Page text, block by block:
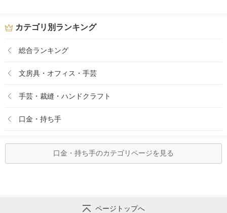
カテゴリ別ランキング
総合ランキング
文房具・オフィス・手芸
手芸・裁縫・ハンドクラフト
口金・持ち手
口金・持ち手のカテゴリページを見る
ページトップへ